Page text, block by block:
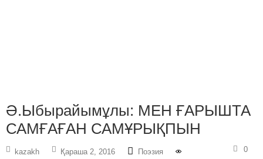
Ә.Ыбырайымұлы: МЕН ҒАРЫШТА
САМҒАҒАН САМҰРЫҚПЫН
kazakh Қараша 2, 2016 Поэзия 0